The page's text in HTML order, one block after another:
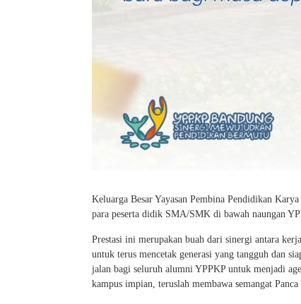
Keluarga Besar Yayasan Pembina Pendidikan
para peserta didik SMA/SMK di bawah naungan
Prestasi ini merupakan buah dari sinergi antara
untuk terus mencetak generasi yang tangguh dan
jalan bagi seluruh alumni YPPKP untuk menjadi
kampus impian, teruslah membawa semangat